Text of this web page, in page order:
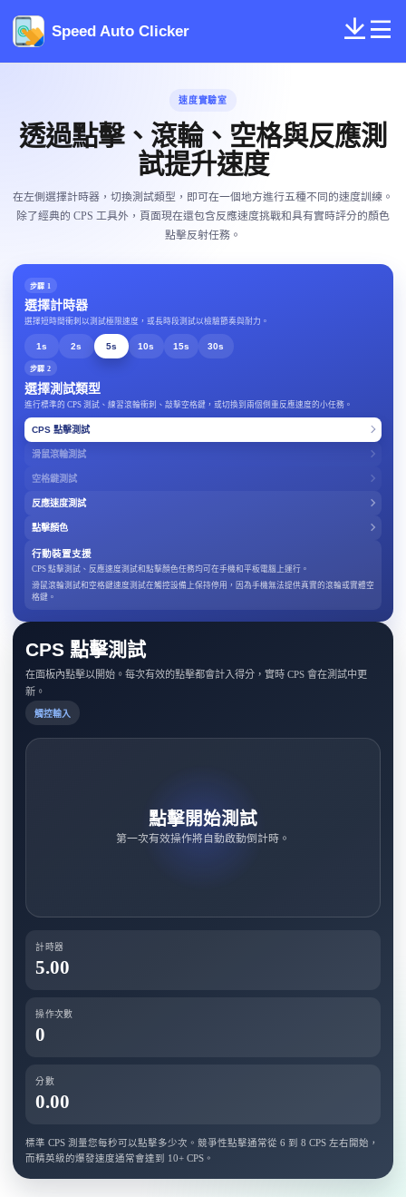
Speed Auto Clicker
速度實驗室
透過點擊、滾輪、空格與反應測
試提升速度
在左側選擇計時器，切換測試類型，即可在一個地方進行五種不同的速度訓練。
除了經典的 CPS 工具外，頁面現在還包含反應速度挑戰和具有實時評分的顏色
點擊反射任務。
步驟 1
選擇計時器
選擇短時間衝刺以測試極限速度，或長時段測試以檢驗節奏與耐力。
1s 2s 5s 10s 15s 30s
步驟 2
選擇測試類型
進行標準的 CPS 測試、練習滾輪衝刺、敲擊空格鍵，或切換到兩個側重反應速度的小任務。
CPS 點擊測試
滑鼠滾輪測試
空格鍵測試
反應速度測試
點擊顏色
行動裝置支援
CPS 點擊測試、反應速度測試和點擊顏色任務均可在手機和平板電腦上運行。
滑鼠滾輪測試和空格鍵速度測試在觸控設備上保持停用，因為手機無法提供真實的滾輪或實體空
格鍵。
CPS 點擊測試
在面板內點擊以開始。每次有效的點擊都會計入得分，實時 CPS 會在測試中更
新。
觸控輸入
點擊開始測試
第一次有效操作將自動啟動倒計時。
計時器
5.00
操作次數
0
分數
0.00
標準 CPS 測量您每秒可以點擊多少次。競爭性點擊通常從 6 到 8 CPS 左右開始，
而精英級的爆發速度通常會達到 10+ CPS。